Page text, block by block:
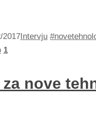
2017 Intervju
1
nove